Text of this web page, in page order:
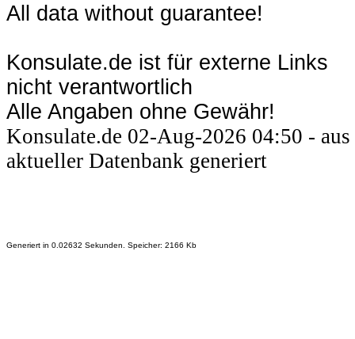
All data without guarantee!
Konsulate.de ist für externe Links
nicht verantwortlich
Alle Angaben ohne Gewähr!
Konsulate.de 02-Aug-2026 04:50 - aus
aktueller Datenbank generiert
Generiert in 0.02632 Sekunden. Speicher: 2166 Kb